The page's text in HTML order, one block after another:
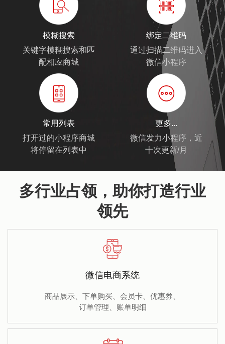
模糊搜索
关键字模糊搜索和匹
配相应商城
绑定二维码
通过扫描二维码进入
微信小程序
常用列表
打开过的小程序商城
将停留在列表中
更多...
微信发力小程序，近
十次更新/月
多行业占领，助你打造行业
领先
微信电商系统
商品展示、下单购买、会员卡、优惠券、
订单管理、账单明细